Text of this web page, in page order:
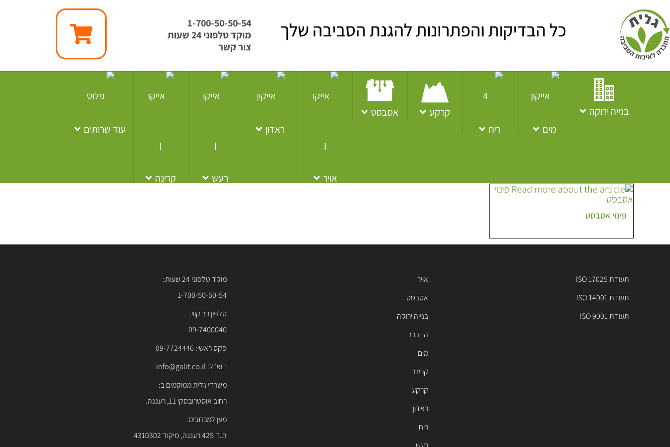
כל הבדיקות והפתרונות להגנת הסביבה שלך
1-700-50-50-54
מוקד טלפוני 24 שעות
צור קשר
בנייה ירוקה
מים
ריח
קרקע אסבסט
אויר
ראדון
רעש קרינה
עוד שרותים
פינוי אסבסט
תעודת ISO 17025
תעודת ISO 14001
תעודת ISO 9001
אויר
אסבסט
בנייה ירוקה
הדברה
מים
קרינה
קרקע
ראדון
ריח
מוקד טלפוני 24 שעות:
1-700-50-50-54
טלפון רב קווי:
09-7400040
פקס ראשי: 09-7724446
דוא׳׳ל: info@galit.co.il
משרדי גלית ממוקמים ב:
רחוב אוסטרובסקי 11, רעננה.
מען למכתבים:
ת.ד 425 רעננה, מיקוד 4310302